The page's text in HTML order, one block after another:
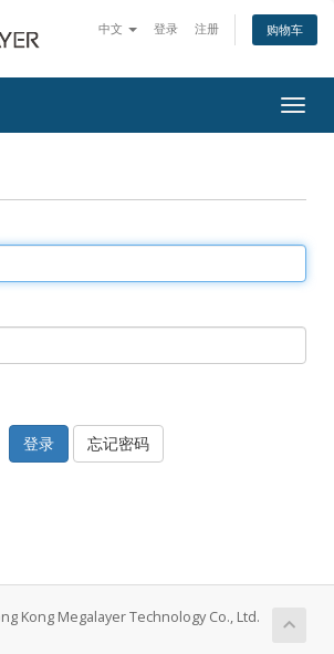
中文 登录 注册 购物车
忘记密码
Kong Megalayer Technology Co., Ltd.